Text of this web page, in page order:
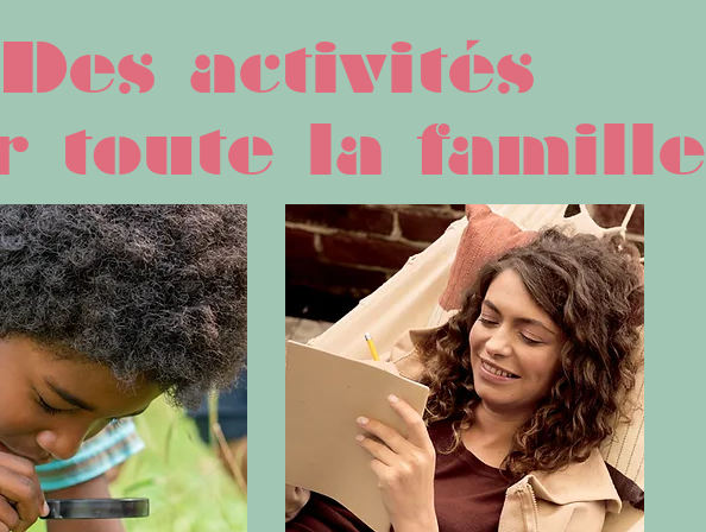
activités
toute la famille